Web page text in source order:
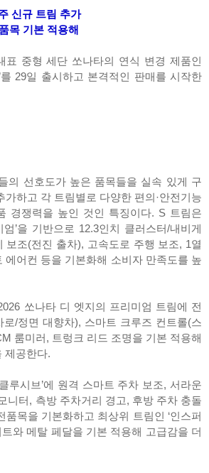
신규 트림 추가
목 기본 적용해
표 중형 세단 쏘나타의 연식 변경 제품인
를 29일 출시하고 본격적인 판매를 시작한
의 선호도가 높은 품목들을 실속 있게 구
가하고 각 트림별로 다양한 편의·안전기능
경쟁력을 높인 것인 특징이다. S 트림은
엄’을 기반으로 12.3인치 클러스터/내비게
보조(전진 출차), 고속도로 주행 보조, 1열
에어컨 등을 기본화해 소비자 만족도를 높
쏘나타 디 엣지의 프리미엄 트림에 전
로/정면 대향차), 스마트 크루즈 컨트롤(스
룸미러, 트렁크 리드 조명을 기본 적용해
제공한다.
루시브’에 원격 스마트 주차 보조, 서라운
니터, 측방 주차거리 경고, 후방 주차 충돌
품목을 기본화하고 최상위 트림인 ‘인스퍼
트와 메탈 페달을 기본 적용해 고급감을 더